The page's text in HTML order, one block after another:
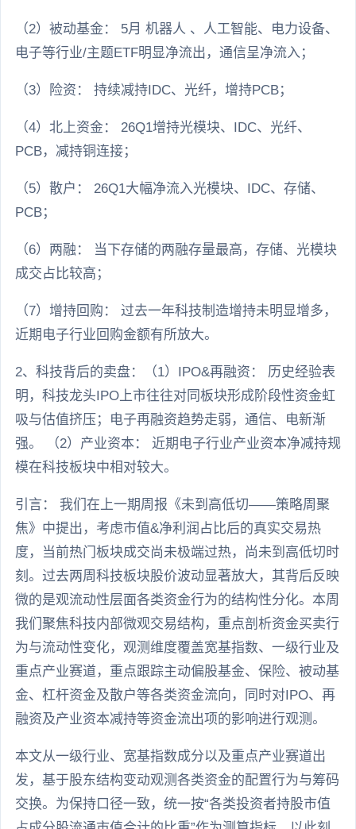
（2）被动基金： 5月 机器人 、人工智能、电力设备、
电子等行业/主题ETF明显净流出，通信呈净流入；
（3）险资： 持续减持IDC、光纤，增持PCB；
（4）北上资金： 26Q1增持光模块、IDC、光纤、
PCB，减持铜连接；
（5）散户： 26Q1大幅净流入光模块、IDC、存储、
PCB；
（6）两融： 当下存储的两融存量最高，存储、光模块
成交占比较高；
（7）增持回购： 过去一年科技制造增持未明显增多，
近期电子行业回购金额有所放大。
2、科技背后的卖盘：（1）IPO&再融资： 历史经验表
明，科技龙头IPO上市往往对同板块形成阶段性资金虹
吸与估值挤压；电子再融资趋势走弱，通信、电新渐
强。 （2）产业资本： 近期电子行业产业资本净减持规
模在科技板块中相对较大。
引言： 我们在上一期周报《未到高低切——策略周聚
焦》中提出，考虑市值&净利润占比后的真实交易热
度，当前热门板块成交尚未极端过热，尚未到高低切时
刻。过去两周科技板块股价波动显著放大，其背后反映
微的是观流动性层面各类资金行为的结构性分化。本周
我们聚焦科技内部微观交易结构，重点剖析资金买卖行
为与流动性变化，观测维度覆盖宽基指数、一级行业及
重点产业赛道，重点跟踪主动偏股基金、保险、被动基
金、杠杆资金及散户等各类资金流向，同时对IPO、再
融资及产业资本减持等资金流出项的影响进行观测。
本文从一级行业、宽基指数成分以及重点产业赛道出
发，基于股东结构变动观测各类资金的配置行为与筹码
交换。为保持口径一致，统一按“各类投资者持股市值